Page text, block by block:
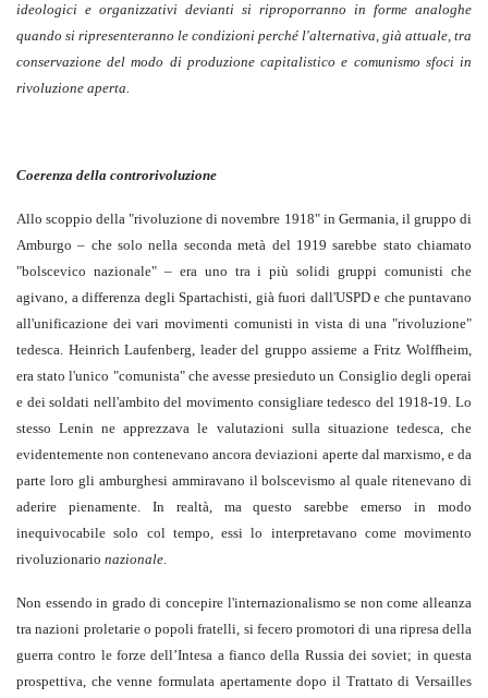
ideologici e organizzativi devianti si riproporranno in forme analoghe
quando si ripresenteranno le condizioni perché l'alternativa, già attuale, tra
conservazione del modo di produzione capitalistico e comunismo sfoci in
rivoluzione aperta.
Coerenza della controrivoluzione
Allo scoppio della "rivoluzione di novembre 1918" in Germania, il gruppo di
Amburgo – che solo nella seconda metà del 1919 sarebbe stato chiamato
"bolscevico nazionale" – era uno tra i più solidi gruppi comunisti che
agivano, a differenza degli Spartachisti, già fuori dall'USPD e che puntavano
all'unificazione dei vari movimenti comunisti in vista di una "rivoluzione"
tedesca. Heinrich Laufenberg, leader del gruppo assieme a Fritz Wolffheim,
era stato l'unico "comunista" che avesse presieduto un Consiglio degli operai
e dei soldati nell'ambito del movimento consigliare tedesco del 1918-19. Lo
stesso Lenin ne apprezzava le valutazioni sulla situazione tedesca, che
evidentemente non contenevano ancora deviazioni aperte dal marxismo, e da
parte loro gli amburghesi ammiravano il bolscevismo al quale ritenevano di
aderire pienamente. In realtà, ma questo sarebbe emerso in modo
inequivocabile solo col tempo, essi lo interpretavano come movimento
rivoluzionario nazionale.
Non essendo in grado di concepire l'internazionalismo se non come alleanza
tra nazioni proletarie o popoli fratelli, si fecero promotori di una ripresa della
guerra contro le forze dell’Intesa a fianco della Russia dei soviet; in questa
prospettiva, che venne formulata apertamente dopo il Trattato di Versailles